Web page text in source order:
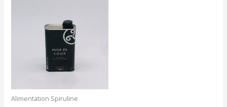
Alimentation Spiruline
3,50€
à
6,50€
être